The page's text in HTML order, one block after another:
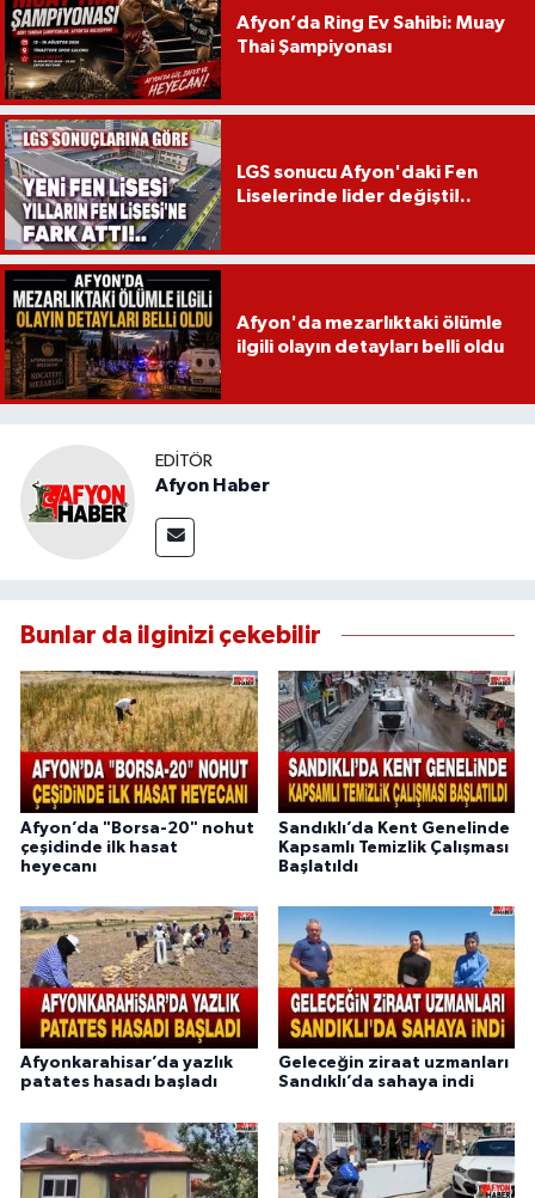
Afyon’da Ring Ev Sahibi: Muay
Thai Şampiyonası
LGS sonucu Afyon'daki Fen
Liselerinde lider değişti!..
Afyon'da mezarlıktaki ölümle
ilgili olayın detayları belli oldu
EDITÖR
Afyon Haber
Bunlar da ilginizi çekebilir
Afyon’da "Borsa-20" nohut
çeşidinde ilk hasat
heyecanı
Sandıklı’da Kent Genelinde
Kapsamlı Temizlik Çalışması
Başlatıldı
Afyonkarahisar’da yazlık
patates hasadı başladı
Geleceğin ziraat uzmanları
Sandıklı’da sahaya indi